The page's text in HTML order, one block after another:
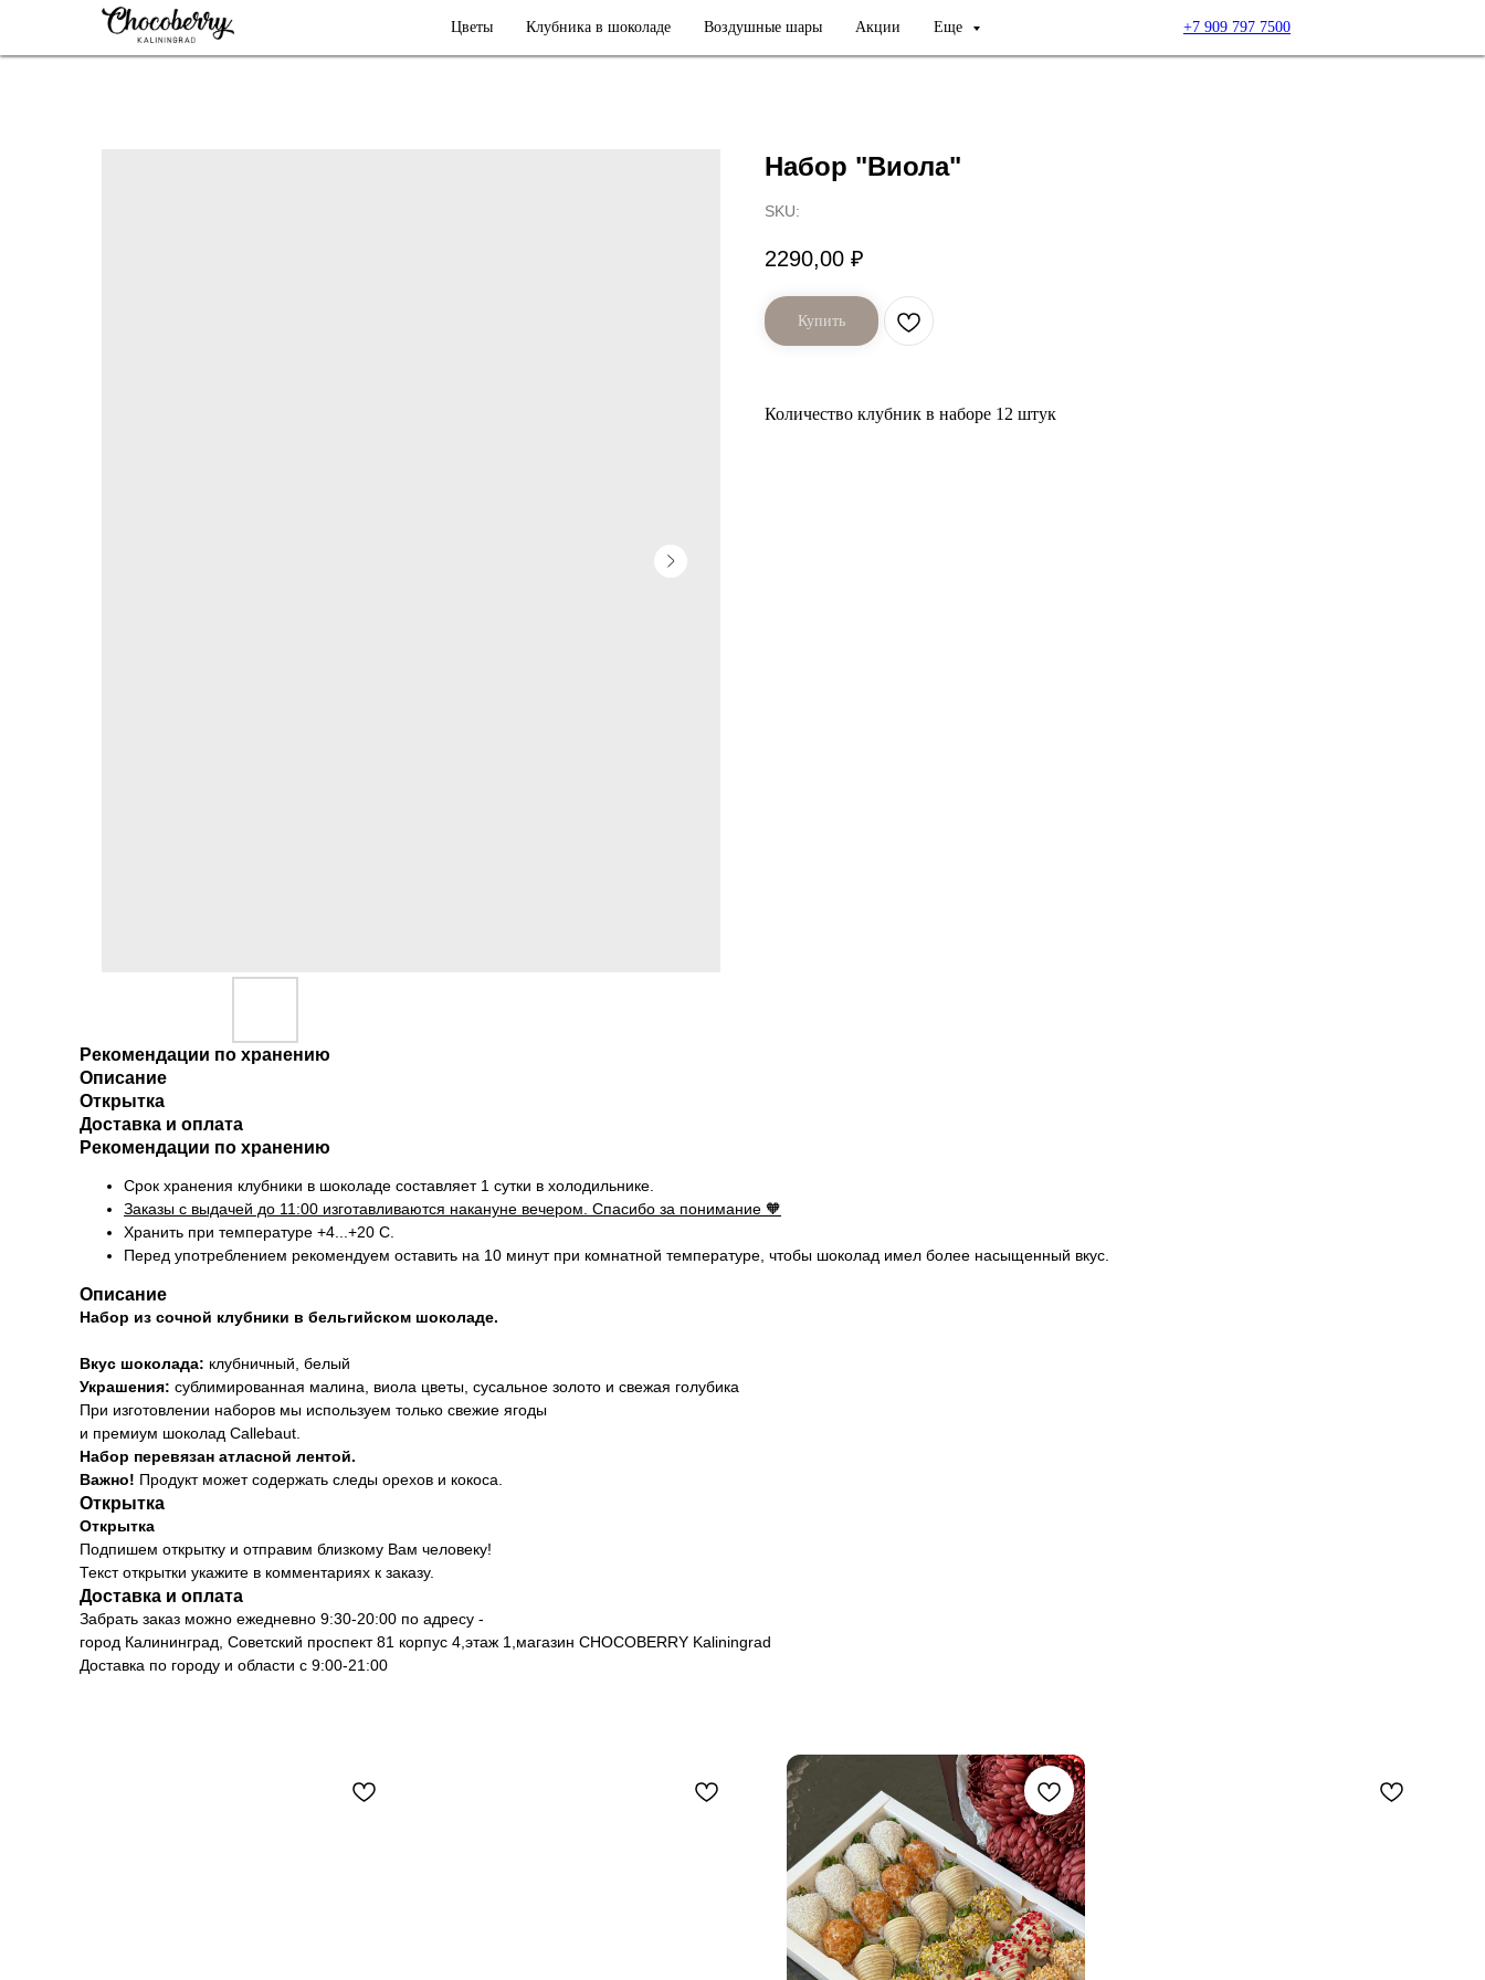
Цветы Клубника в шоколаде Воздушные шары Акции Еще +7 909 797 7500
Набор "Виола"
SKU:
2290,00 ₽
Купить
Количество клубник в наборе 12 штук
Рекомендации по хранению
Описание
Открытка
Доставка и оплата
Рекомендации по хранению
Срок хранения клубники в шоколаде составляет 1 сутки в холодильнике.
Заказы с выдачей до 11:00 изготавливаются накануне вечером. Спасибо за понимание 🧡
Хранить при температуре +4...+20 С.
Перед употреблением рекомендуем оставить на 10 минут при комнатной температуре, чтобы шоколад имел более насыщенный вкус.
Описание
Набор из сочной клубники в бельгийском шоколаде.
Вкус шоколада: клубничный, белый
Украшения: сублимированная малина, виола цветы, сусальное золото и свежая голубика
При изготовлении наборов мы используем только свежие ягоды
и премиум шоколад Callebaut.
Набор перевязан атласной лентой.
Важно! Продукт может содержать следы орехов и кокоса.
Открытка
Открытка
Подпишем открытку и отправим близкому Вам человеку!
Текст открытки укажите в комментариях к заказу.
Доставка и оплата
Забрать заказ можно ежедневно 9:30-20:00 по адресу -
город Калининград, Советский проспект 81 корпус 4,этаж 1,магазин CHOCOBERRY Kaliningrad
Доставка по городу и области с 9:00-21:00